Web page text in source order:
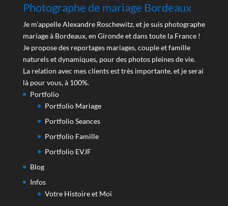
Photographe de mariage Bordeaux
Je m'appelle Alexandre Roschewitz, et je suis photographe
mariage à Bordeaux, en Gironde et dans toute la France !
Je propose des reportages mariages, couple et famille
naturels et dynamiques, pour des photos pleines de vie.
La relation avec mes clients est très importante, et je serai
là pour vous, à 100%.
Portfolio
Portfolio Mariage
Portfolio Seances
Portfolio Famille
Portfolio EVJF
Blog
Infos
Votre Histoire et Moi